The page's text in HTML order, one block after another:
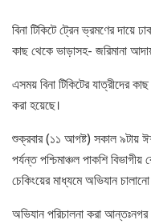
বিনা টিকিটে ট্রেন ভ্রমণের দায়ে
কাছ থেকে ভাড়াসহ- জরিমানা
এসময় বিনা টিকিটের যাত্রীদের
করা হয়েছে।
শুক্রবার (১১ আগষ্ট) সকাল ৯টায়
পর্যন্ত পশ্চিমাঞ্চল পাকশি
চেকিংয়ের মাধ্যমে অভিযান
অভিযান পরিচালনা করা